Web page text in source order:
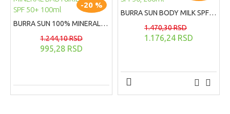
-20 %
BURRA SUN 100% MINERAL BABY&KIDS MILK SPF 50+ 100ml
995,28 RSD
1.244,10 RSD
BURRA SUN BODY MILK SPF30, 200ml
1.176,24 RSD
1.470,30 RSD